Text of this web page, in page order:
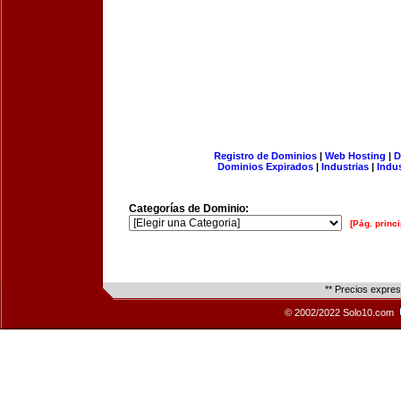
Registro de Dominios| Web Hosting |
Dominios Expirados | Industrias |
Categorías de Dominio:
[Pág.
** Precios
© 2002/2022 Solo10.com